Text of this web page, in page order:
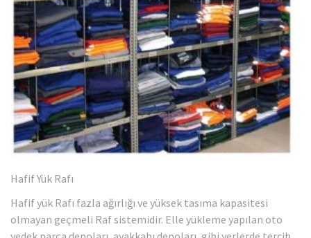
Hafif Yük Rafı
Hafif yük Rafı fazla ağırlığı ve yüksek tasıma kapasitesi
olmayan geçmeli Raf sistemidir. Elle yükleme yapılan oto